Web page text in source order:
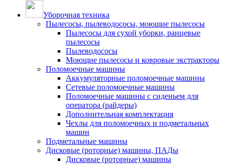
Уборочная техника
Пылесосы, пылеводососы, моющие пылесосы
Пылесосы для сухой уборки, ранцевые
пылесосы
Пылеводососы
Моющие пылесосы и ковровые экстракторы
Поломоечные машины
Аккумуляторные поломоечные машины
Сетевые поломоечные машины
Поломоечные машины с сиденьем для
оператора (райдеры)
Дополнительная комплектация
Чехлы для поломоечных и подметальных
машин
Подметальные машины
Дисковые (роторные) машины, ПАДы
Дисковые (роторные) машины